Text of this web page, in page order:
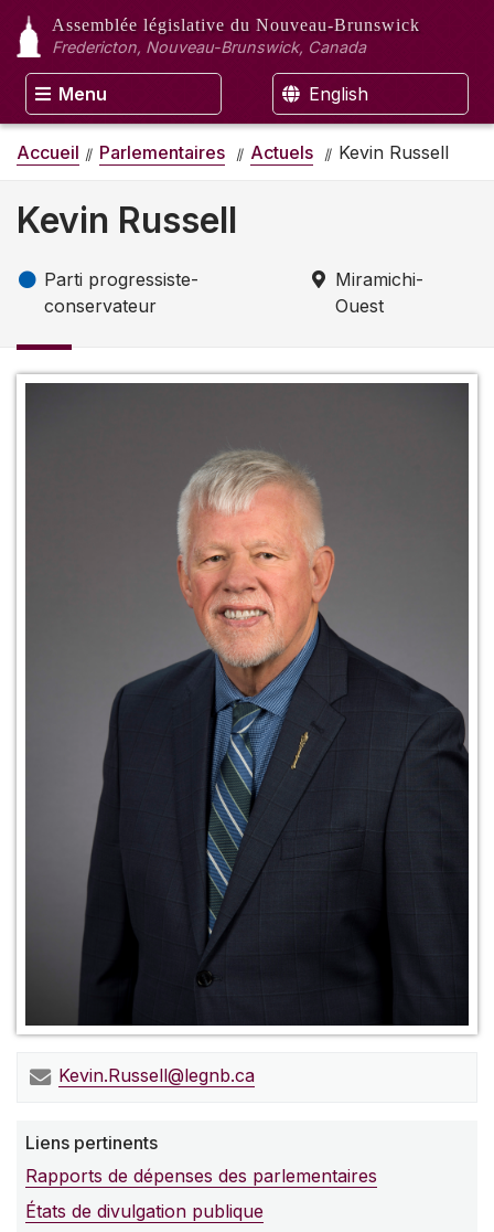
Assemblée législative du Nouveau-Brunswick
Fredericton, Nouveau-Brunswick, Canada
Menu English
Accueil Parlementaires Actuels Kevin Russell
Kevin Russell
Parti progressiste-
conservateur
Miramichi-
Ouest
Kevin.Russell@legnb.ca
Liens pertinents
Rapports de dépenses des parlementaires
États de divulgation publique